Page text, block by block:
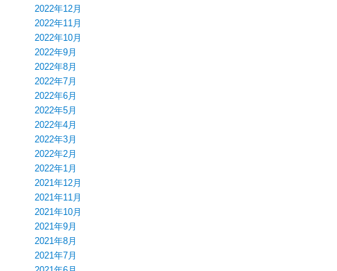
2022年12月
2022年11月
2022年10月
2022年9月
2022年8月
2022年7月
2022年6月
2022年5月
2022年4月
2022年3月
2022年2月
2022年1月
2021年12月
2021年11月
2021年10月
2021年9月
2021年8月
2021年7月